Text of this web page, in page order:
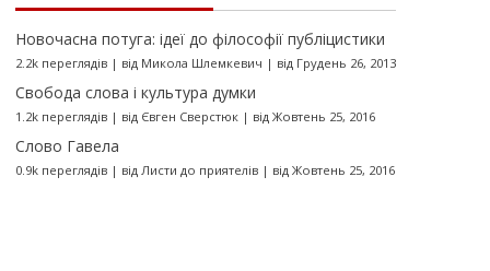
Новочасна потуга: ідеї до філософії публіцистики
2.2k переглядів| від Микола Шлемкевич | від Грудень 26, 2013
Свобода слова і культура думки
1.2k переглядів| від Євген Сверстюк| від Жовтень 25, 2016
Слово Гавела
0.9k переглядів| від Листи до приятелів| від Жовтень 25, 2016